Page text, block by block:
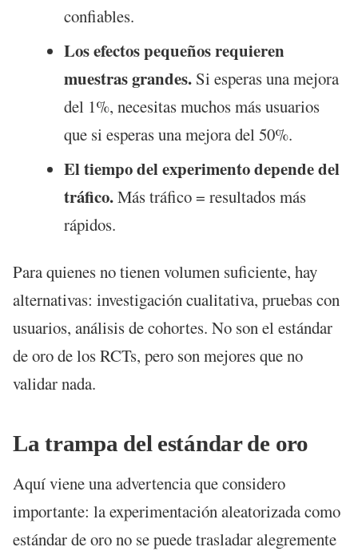
confiables.
Los efectos pequeños requieren
muestras grandes. Si esperas una mejora
del 1%, necesitas muchos más usuarios
que si esperas una mejora del 50%.
El tiempo del experimento depende del
tráfico.Más tráfico = resultados más
rápidos.
Para quienes no tienen volumen suficiente, hay
alternativas: investigación cualitativa, pruebas con
usuarios, análisis de cohortes. No son el estándar
de oro de los RCTs, pero son mejores que no
validar nada.
La trampa del estándar de oro
Aquí viene una advertencia que considero
importante: la experimentación aleatorizada como
estándar de oro no se puede trasladar alegremente